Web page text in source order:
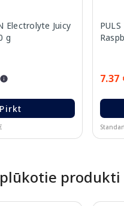
Electrolyte Juicy
g
Pirkt
7.37
produkti